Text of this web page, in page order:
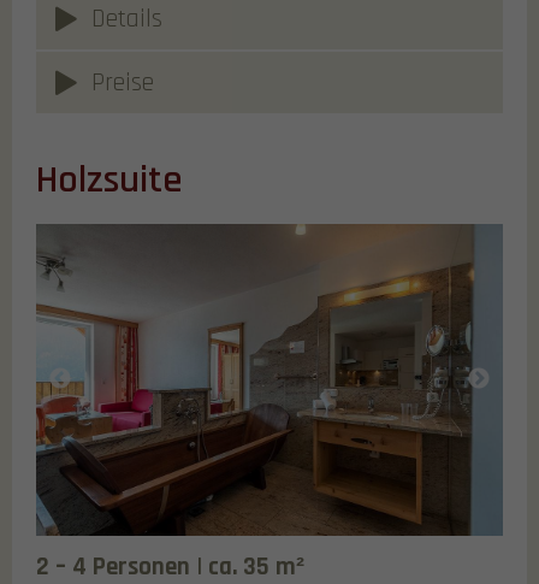
Details
Preise
Holzsuite
2 – 4 Personen | ca. 35 m²